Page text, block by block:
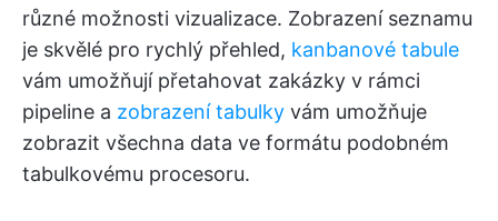
různé možnosti vizualizace. Zobrazení seznamu
je skvělé pro rychlý přehled, kanbanové tabule
vám umožňují přetahovat zakázky v rámci
pipeline a zobrazení tabulky vám umožňuje
zobrazit všechna data ve formátu podobném
tabulkovému procesoru.